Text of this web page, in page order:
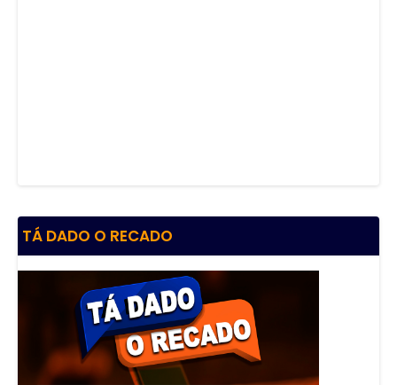
TÁ DADO O RECADO